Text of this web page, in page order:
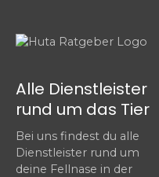
Alle Dienstleister
rund um das Tier
Bei uns findest du alle
Dienstleister rund um
deine Fellnase in der